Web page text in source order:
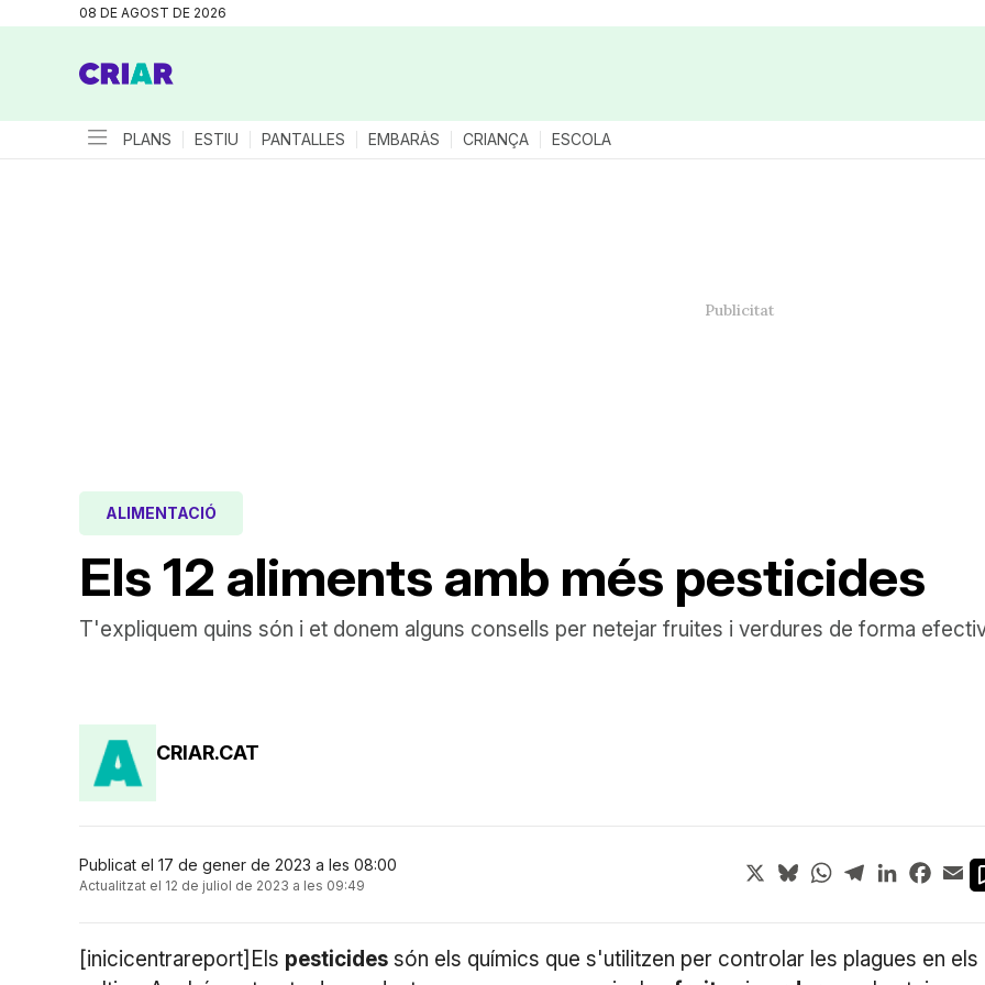
08 DE AGOST DE 2026
PLANS ESTIU PANTALLES EMBARÀS CRIANÇA ESCOLA
Els 12 aliments amb més pesticides
ALIMENTACIÓ
T'expliquem quins són i et donem alguns consells per netejar fruites i verdures de forma
CRIAR.CAT
Publicat el 17 de gener de 2023 a les 08:00
Actualitzat el 12 de juliol de 2023 a les 09:49
X BlueskyWhatsApp
TelegramLinkedIn
[inicicentrareport]Els pesticides són els químics que s'utilitzen per controlar les plagues en els